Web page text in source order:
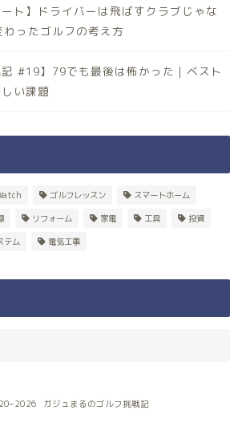
ート】ドライバーは飛ばすクラブじゃな
ったゴルフの考え方
記 #19】79でも最後は怖かった｜ベスト
い課題
ゴルフレッスン スマートホーム
リフォーム 家電 工具 投資
テム 電気工事
ガジュまるのゴルフ挑戦記